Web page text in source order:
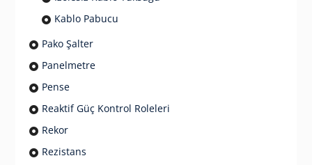
Kablo Pabucu
Pako Şalter
Panelmetre
Pense
Reaktif Güç Kontrol Roleleri
Rekor
Rezistans